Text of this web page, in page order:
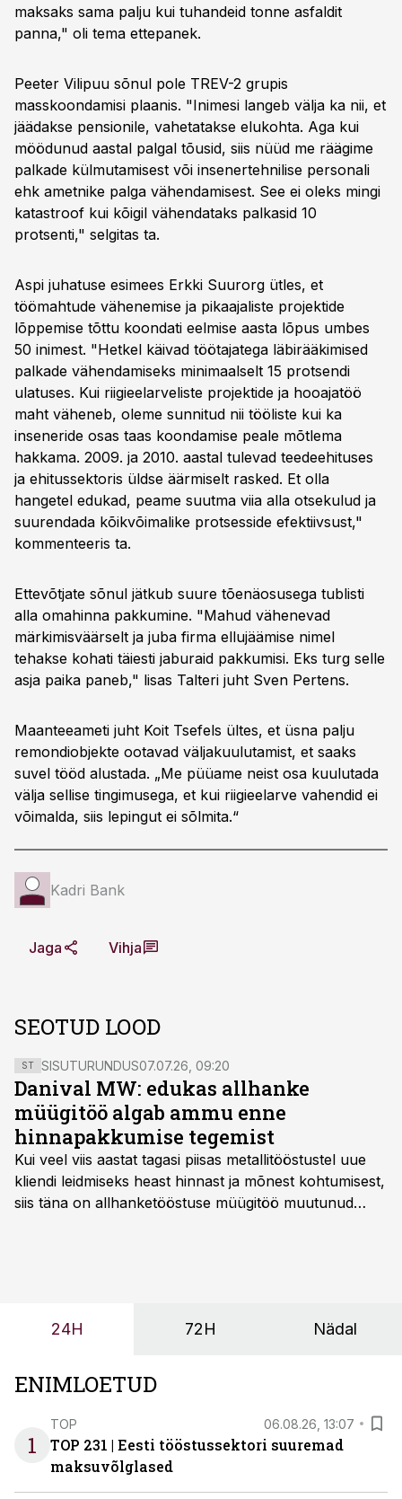
maksaks sama palju kui tuhandeid tonne asfaldit
panna," oli tema ettepanek.
Peeter Vilipuu sõnul pole TREV-2 grupis
masskoondamisi plaanis. "Inimesi langeb välja ka nii, et
jäädakse pensionile, vahetatakse elukohta. Aga kui
möödunud aastal palgal tõusid, siis nüüd me räägime
palkade külmutamisest või insenertehnilise personali
ehk ametnike palga vähendamisest. See ei oleks mingi
katastroof kui kõigil vähendataks palkasid 10
protsenti," selgitas ta.
Aspi juhatuse esimees Erkki Suurorg ütles, et
töömahtude vähenemise ja pikaajaliste projektide
lõppemise tõttu koondati eelmise aasta lõpus umbes
50 inimest. "Hetkel käivad töötajatega läbirääkimised
palkade vähendamiseks minimaalselt 15 protsendi
ulatuses. Kui riigieelarveliste projektide ja hooajatöö
maht väheneb, oleme sunnitud nii tööliste kui ka
inseneride osas taas koondamise peale mõtlema
hakkama. 2009. ja 2010. aastal tulevad teedeehituses
ja ehitussektoris üldse äärmiselt rasked. Et olla
hangetel edukad, peame suutma viia alla otsekulud ja
suurendada kõikvõimalike protsesside efektiivsust,"
kommenteeris ta.
Ettevõtjate sõnul jätkub suure tõenäosusega tublisti
alla omahinna pakkumine. "Mahud vähenevad
märkimisväärselt ja juba firma ellujäämise nimel
tehakse kohati täiesti jaburaid pakkumisi. Eks turg selle
asja paika paneb," lisas Talteri juht Sven Pertens.
Maanteeameti juht Koit Tsefels ültes, et üsna palju
remondiobjekte ootavad väljakuulutamist, et saaks
suvel tööd alustada. „Me püüame neist osa kuulutada
välja sellise tingimusega, et kui riigieelarve vahendid ei
võimalda, siis lepingut ei sõlmita.“
Kadri Bank
Jaga Vihja
SEOTUD LOOD
ST SISUTURUNDUS07.07.26, 09:20
Danival MW: edukas allhanke
müügitöö algab ammu enne
hinnapakkumise tegemist
Kui veel viis aastat tagasi piisas metallitööstustel uue
kliendi leidmiseks heast hinnast ja mõnest kohtumisest,
siis täna on allhanketööstuse müügitöö muutunud
24H 72H Nädal
ENIMLOETUD
1
TOP 06.08.26, 13:07
TOP 231 | Eesti tööstussektori suuremad
maksuvõlglased